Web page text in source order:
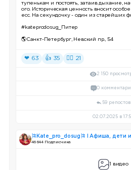
тупенькам и постоять, затаив дыхание,
ого. Историческая ценность вносит
есс. На секундочку - один из старейших
#kateprodosug_Питер
🌎Санкт-Петербург, Невский пр., 54
❤ 63 👍 35 ❤‍🔥 21
2 150
0
59 репостов
02.07.2025 в
🎏Kate_pro_dosug🎏 I Афиша, дети
46 644 Подписчика
1 видео